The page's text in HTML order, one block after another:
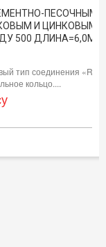
ПЕСОЧНЫМ
И ЦИНКОВЫМ
500 ДЛИНА=6,0М
тип соединения «RJ»
кольцо....